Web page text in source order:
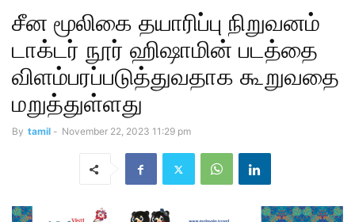
சீன மூலிகை தயாரிப்பு நிறுவனம்
டாக்டர் நூர் ஹிஷாமின் படத்தை
விளம்பரப்படுத்துவதாக கூறுவதை
மறுத்துள்ளது
By tamil - November 22, 2023 11:29 pm